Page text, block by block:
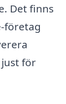
Det finns
företag
för